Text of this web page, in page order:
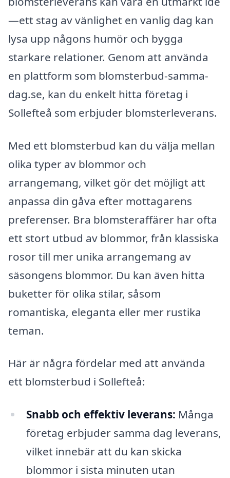
—ett stag av vänlighet en vanlig dag kan
lysa upp någons humör och bygga
starkare relationer. Genom att använda
en plattform som blomsterbud-samma-
dag.se, kan du enkelt hitta företag i
Sollefteå som erbjuder blomsterleverans.
Med ett blomsterbud kan du välja mellan
olika typer av blommor och
arrangemang, vilket gör det möjligt att
anpassa din gåva efter mottagarens
preferenser. Bra blomsteraffärer har ofta
ett stort utbud av blommor, från klassiska
rosor till mer unika arrangemang av
säsongens blommor. Du kan även hitta
buketter för olika stilar, såsom
romantiska, eleganta eller mer rustika
teman.
Här är några fördelar med att använda
ett blomsterbud i Sollefteå:
Snabb och effektiv leverans: Många
företag erbjuder samma dag leverans,
vilket innebär att du kan skicka
blommor i sista minuten utan